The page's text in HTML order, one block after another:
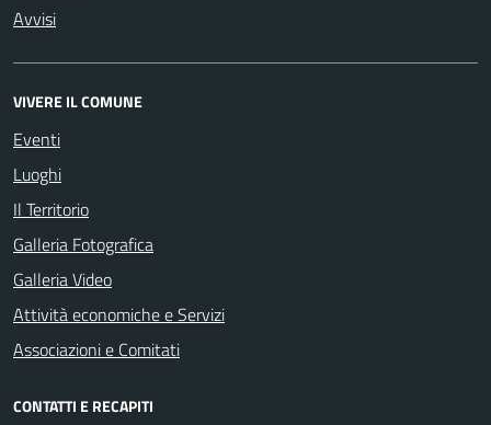
Avvisi
VIVERE IL COMUNE
Eventi
Luoghi
Il Territorio
Galleria Fotografica
Galleria Video
Attività economiche e Servizi
Associazioni e Comitati
CONTATTI E RECAPITI